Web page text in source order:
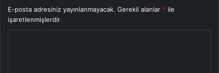
E-posta adresiniz yayınlanmayacak. Gerekli alanlar * ile
işaretlenmişlerdir